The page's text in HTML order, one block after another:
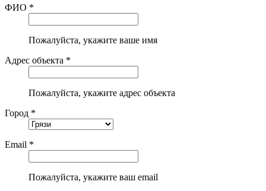
ФИО *
Пожалуйста, укажите ваше имя
Адрес объекта *
Пожалуйста, укажите адрес объекта
Город *
Email *
Пожалуйста, укажите ваш email